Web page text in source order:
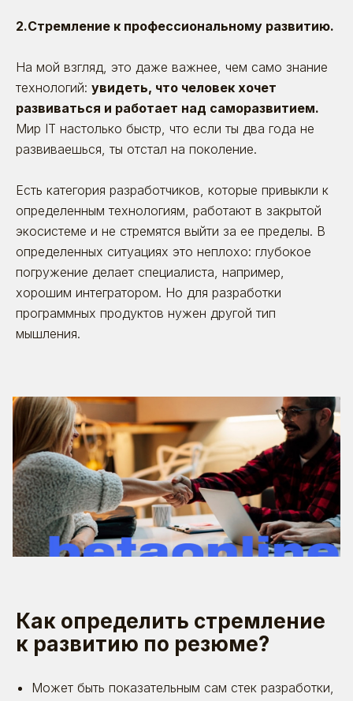
2.Стремление к профессиональному развитию.
На мой взгляд, это даже важнее, чем само знание
технологий: увидеть, что человек хочет
развиваться и работает над саморазвитием.
Мир IT настолько быстр, что если ты два года не
развиваешься, ты отстал на поколение.
Есть категория разработчиков, которые привыкли к
определенным технологиям, работают в закрытой
экосистеме и не стремятся выйти за ее пределы. В
определенных ситуациях это неплохо: глубокое
погружение делает специалиста, например,
хорошим интегратором. Но для разработки
программных продуктов нужен другой тип
мышления.
Как определить стремление
к развитию по резюме?
Может быть показательным сам стек разработки,